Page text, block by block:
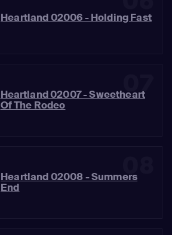
Heartland 02006 - Holding Fast
07
Heartland 02007 - Sweetheart
Of The Rodeo
Heartland 02008 - Summers
End